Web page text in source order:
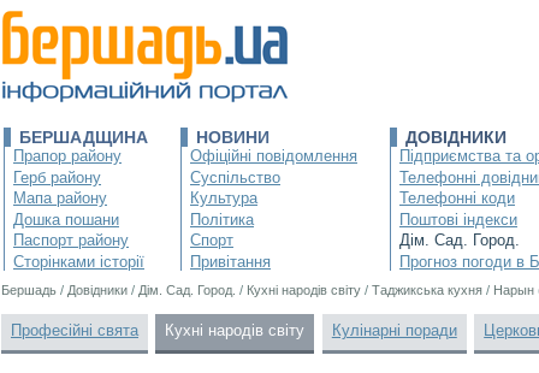
БЕРШАДЩИНА
Прапор району
Герб району
Мапа району
Дошка пошани
Паспорт району
Сторінками історії
НОВИНИ
Офіційні повідомлення
Суспільство
Культура
Політика
Спорт
Привітання
ДОВІДНИКИ
Підприємства та
Телефонні
Телефонні коди
Поштові індекси
Дім. Сад. Город.
Прогноз погоди в
Бершадь / Довідники / Дім. Сад. Город. / Кухні народів світу / Таджикська кухня / Нарын
Професійні свята Кухні народів світу Кулінарні поради